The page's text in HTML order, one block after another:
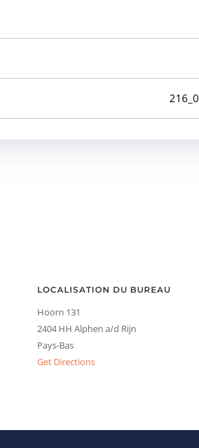
LOCALISATION DU BUREAU
Hoorn 131
2404 HH Alphen a/d Rijn
Pays-Bas
Get Directions